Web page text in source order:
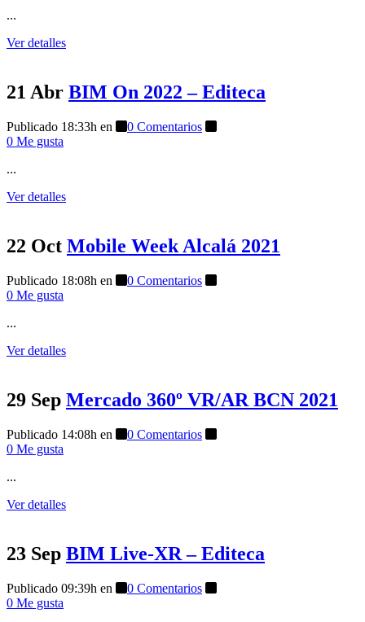
...
Ver detalles
21 Abr BIM On 2022 – Editeca
Publicado 18:33h en
0 Comentarios
0 Me gusta
...
Ver detalles
22 Oct Mobile Week Alcalá 2021
Publicado 18:08h en
0 Comentarios
0 Me gusta
...
Ver detalles
29 Sep Mercado 360º VR/AR BCN 2021
Publicado 14:08h en
0 Comentarios
0 Me gusta
...
Ver detalles
23 Sep BIM Live-XR – Editeca
Publicado 09:39h en
0 Comentarios
0 Me gusta